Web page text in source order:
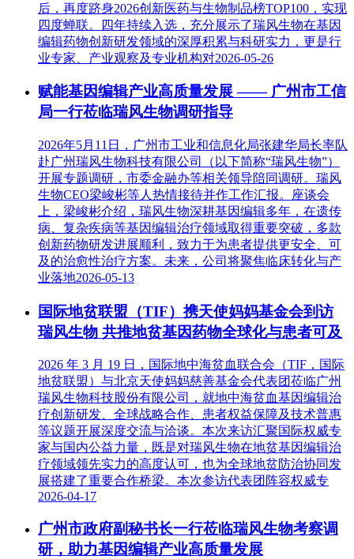
后，再度跻身2026创新医药与生物制品榜TOP100，实现
四度蝉联。四年持续入选，充分展示了瑞风生物在基因
编辑药物创新研发领域的深厚积累与科研实力，更是行
业专家、产业观察及专业机构对2026-05-26
赋能基因编辑产业高质量发展 —— 广州市工信
局一行莅临瑞风生物调研指导
2026年5月11日，广州市工业和信息化局张建华局长率队
赴广州瑞风生物科技有限公司（以下简称“瑞风生物”）
开展专题调研，市委金融办等相关领导陪同调研。瑞风
生物CEO梁峻彬等人热情接待并作工作汇报。座谈会
上，梁峻彬介绍，瑞风生物深耕基因编辑多年，在遗传
病、复杂疾病等基因编辑治疗领域取得重要突破，多款
创新药物研发进展顺利，致力于为患者提供更安全、可
及的治愈性治疗方案。未来，公司将聚焦临床转化与产
业落地2026-05-13
国际地贫联盟（TIF）携天使妈妈基金会到访
瑞风生物 共推地贫基因药物全球化与患者可及
2026 年 3 月 19 日，国际地中海贫血联合会（TIF，国际
地贫联盟）与北京天使妈妈慈善基金会代表团莅临广州
瑞风生物科技股份有限公司，就地中海贫血基因编辑治
疗创新研发、全球战略合作、患者权益保障及技术普惠
等议题开展深度交流与洽谈。本次来访汇聚国际权威专
家与国内公益力量，既是对瑞风生物在地贫基因编辑治
疗领域领先实力的高度认可，也为全球地贫防治协同发
展搭建了重要合作桥梁。本次参访代表团阵容权威专
2026-04-17
广州市政府副秘书长一行莅临瑞风生物考察调
研，助力基因编辑产业高质量发展